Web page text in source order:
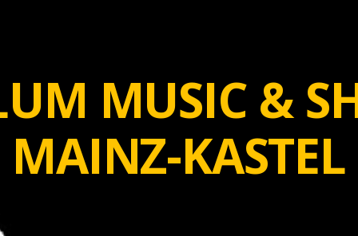
MUSIC &
MAINZ-KASTEL